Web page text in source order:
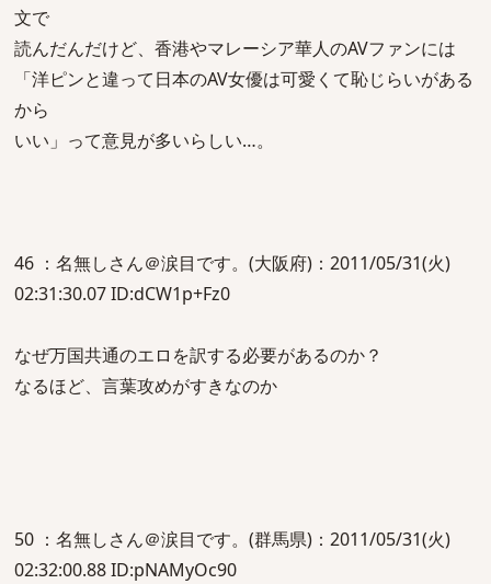
文で
読んだんだけど、香港やマレーシア華人のAVファンには
「洋ピンと違って日本のAV女優は可愛くて恥じらいがある
から
いい」って意見が多いらしい…。
46 ：名無しさん＠涙目です。(大阪府)：2011/05/31(火)
02:31:30.07 ID:dCW1p+Fz0
なぜ万国共通のエロを訳する必要があるのか？
なるほど、言葉攻めがすきなのか
50 ：名無しさん＠涙目です。(群馬県)：2011/05/31(火)
02:32:00.88 ID:pNAMyOc90